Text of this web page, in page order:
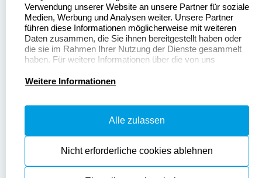
Deutschland
Stempelinformationen
Dateivorgaben
Fragen & Antworten
Datenschutzerklärung
Widerrufsrecht
Zahlung & Versand
Widerruf & Rückgabe
Verwendung unserer Website an unsere Partner für soziale
Medien, Werbung und Analysen weiter. Unsere Partner
führen diese Informationen möglicherweise mit weiteren
Daten zusammen, die Sie ihnen bereitgestellt haben oder
die sie im Rahmen Ihrer Nutzung der Dienste gesammelt
haben. Für weitere Informationen über die von uns
Datenschutzerklärung.
Weitere Informationen
Alle zulassen
Nicht erforderliche cookies ablehnen